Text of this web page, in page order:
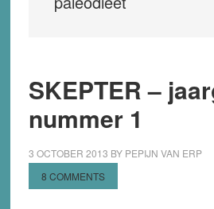
SKEPTER –
nummer 1
3 OCTOBER 2013 BY PEPIJN VAN ERP
8 COMMENTS